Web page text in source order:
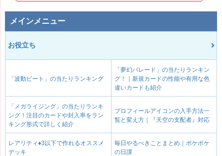
メインメニュー
お役立ち
「波動ビート」の当たりランキング
「夢幻パレード」の当たりランキン
グ！｜新規カードの性能や有用な色
違いカードも紹介
「メガライジング」の当たりランキ
ング！注目のカードや封入率をラン
キング形式で詳しく紹介
プロフィールアイコンの入手方法一
覧と変え方｜『天空の支配者』対応
レアリティ♦3以下で作れるオススメ
デッキ
毎日やるべきことまとめ｜ポケポケ
の日課